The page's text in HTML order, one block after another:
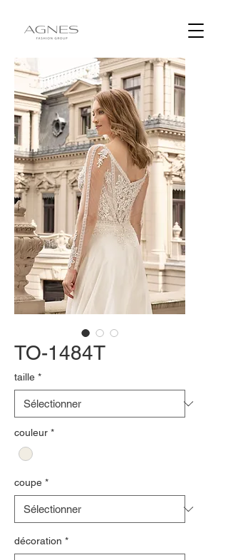
TO-1484T
taille *
couleur *
coupe *
décoration *